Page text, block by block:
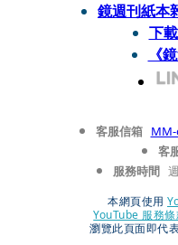
鏡週刊紙本
下
《
客服信箱
客
服務時間
本網頁使用
YouTube 服務條
瀏覽此頁面即代